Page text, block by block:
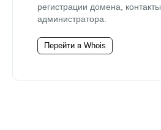
регистрации домена, контакты
администратора.
Перейти в Whois